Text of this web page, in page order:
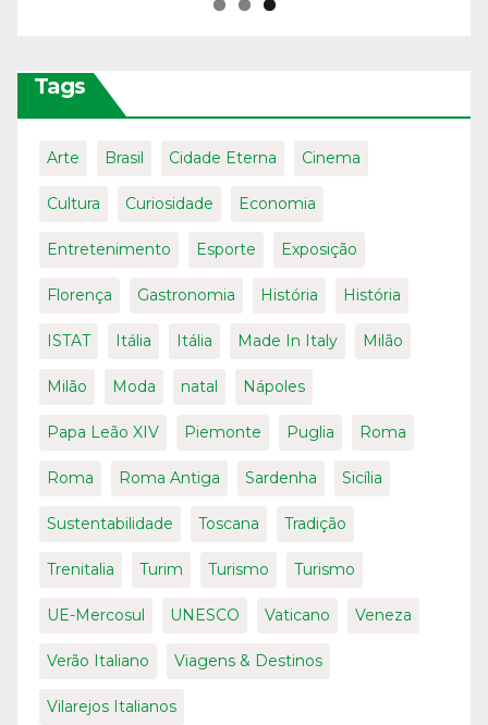
Tags
Arte Brasil Cidade Eterna Cinema
Cultura Curiosidade Economia
Entretenimento Esporte Exposição
Florença Gastronomia História História
ISTAT Itália Itália Made In Italy Milão
Milão Moda natal Nápoles
Papa Leão XIV Piemonte Puglia Roma
Roma Roma Antiga Sardenha Sicília
Sustentabilidade Toscana Tradição
Trenitalia Turim Turismo Turismo
UE-Mercosul UNESCO Vaticano Veneza
Verão Italiano Viagens & Destinos
Vilarejos Italianos